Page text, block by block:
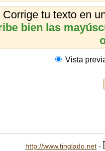
Corrige tu texto en
bien las
Vista
http://www.tinglado.net -